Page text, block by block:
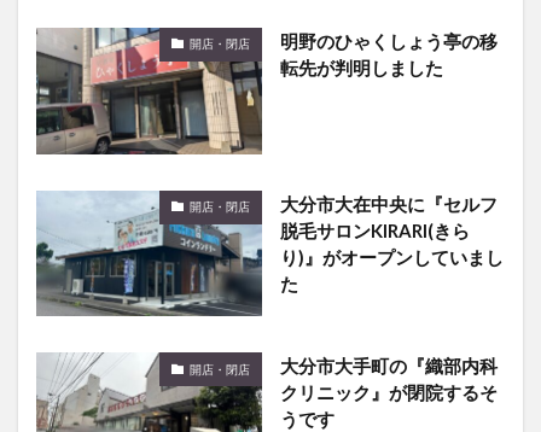
開店・閉店
明野のひゃくしょう亭の移
転先が判明しました
開店・閉店
大分市大在中央に『セルフ
脱毛サロンKIRARI(きら
り)』がオープンしていまし
た
開店・閉店
大分市大手町の『織部内科
クリニック』が閉院するそ
うです